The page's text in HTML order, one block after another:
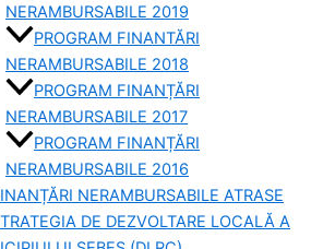
NERAMBURSABILE 2019
PROGRAM FINANTĂRI
NERAMBURSABILE 2018
PROGRAM FINANȚĂRI
NERAMBURSABILE 2017
PROGRAM FINANȚĂRI
NERAMBURSABILE 2016
NERAMBURSABILE ATRASE
DE DEZVOLTARE LOCALĂ A